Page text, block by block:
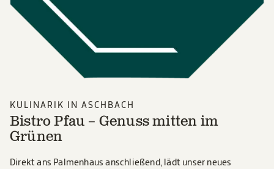
KULINARIK IN ASCHBACH
Bistro Pfau – Genuss mitten im
Grünen
Direkt ans Palmenhaus anschließend, lädt unser neues